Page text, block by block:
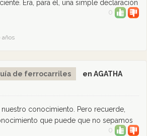
Era, para él, una simple declaración
0
años
de ferrocarriles
en AGATHA
nuestro conocimiento. Pero recuerde,
que puede que no sepamos
0